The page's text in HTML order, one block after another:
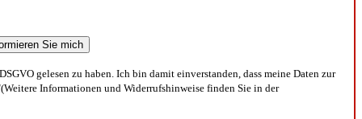
gelesen zu haben. Ich bin damit einverstanden, dass meine Daten zur
Informationen und Widerrufshinweise finden Sie in der